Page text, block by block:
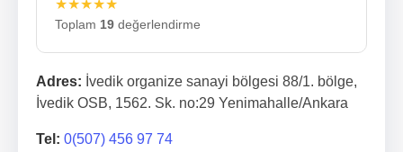
★★★★★
Toplam 19 değerlendirme
Adres: İvedik organize sanayi bölgesi 88/1. bölge,
İvedik OSB, 1562. Sk. no:29 Yenimahalle/Ankara
Tel: 0(507) 456 97 74